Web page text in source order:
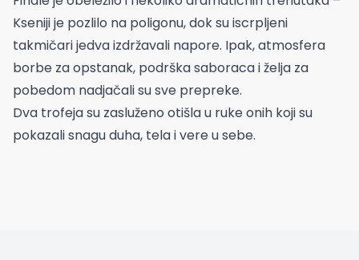
Kseniji je pozlilo na poligonu, dok su iscrpljeni
takmičari jedva izdržavali napore. Ipak, atmosfera
borbe za opstanak, podrška saboraca i želja za
pobedom nadjačali su sve prepreke.
Dva trofeja su zasluženo otišla u ruke onih koji su
pokazali snagu duha, tela i vere u sebe.